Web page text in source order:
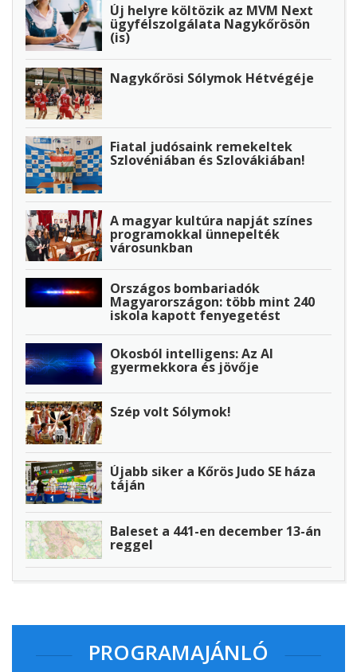
Új helyre költözik az MVM Next
ügyfélszolgálata Nagykőrösön
(is)
Nagykőrösi Sólymok Hétvégéje
Fiatal judósaink remekeltek
Szlovéniában és Szlovákiában!
A magyar kultúra napját színes
programokkal ünnepelték
városunkban
Országos bombariadók
Magyarországon: több mint 240
iskola kapott fenyegetést
Okosból intelligens: Az AI
gyermekkora és jövője
Szép volt Sólymok!
Újabb siker a Kőrös Judo SE háza
táján
Baleset a 441-en december 13-án
reggel
PROGRAMAJÁNLÓ